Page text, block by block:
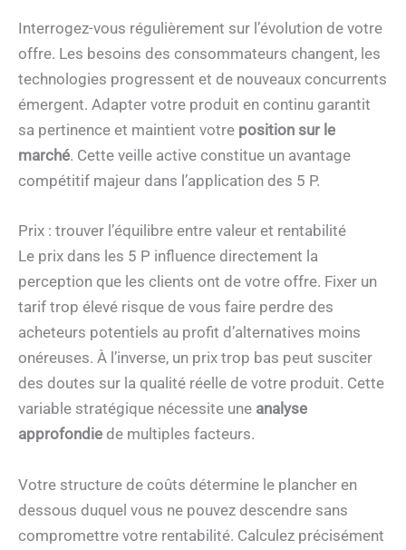
Interrogez-vous régulièrement sur l’évolution de votre
offre. Les besoins des consommateurs changent, les
technologies progressent et de nouveaux concurrents
émergent. Adapter votre produit en continu garantit
sa pertinence et maintient votre position sur le
marché. Cette veille active constitue un avantage
compétitif majeur dans l’application des 5 P.
Prix : trouver l’équilibre entre valeur et rentabilité
Le prix dans les 5 P influence directement la
perception que les clients ont de votre offre. Fixer un
tarif trop élevé risque de vous faire perdre des
acheteurs potentiels au profit d’alternatives moins
onéreuses. À l’inverse, un prix trop bas peut susciter
des doutes sur la qualité réelle de votre produit. Cette
variable stratégique nécessite une analyse
approfondie de multiples facteurs.
Votre structure de coûts détermine le plancher en
dessous duquel vous ne pouvez descendre sans
compromettre votre rentabilité. Calculez précisément